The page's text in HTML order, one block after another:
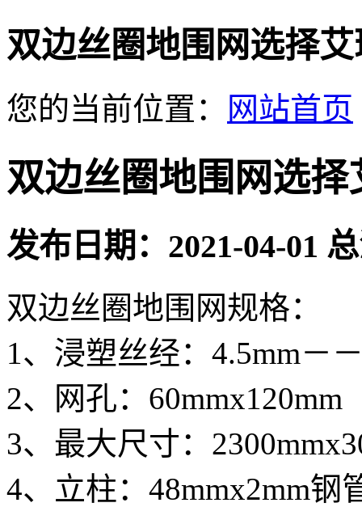
双边丝圈地围网选择
您的当前位置： 网站首页
双边丝圈地围网选
发布日期：2021-04-01
双边丝圈地围网规格：
1、浸塑丝经：4.5mm－
2、网孔：
3、最大尺寸：
4、立柱：48mmx2mm钢